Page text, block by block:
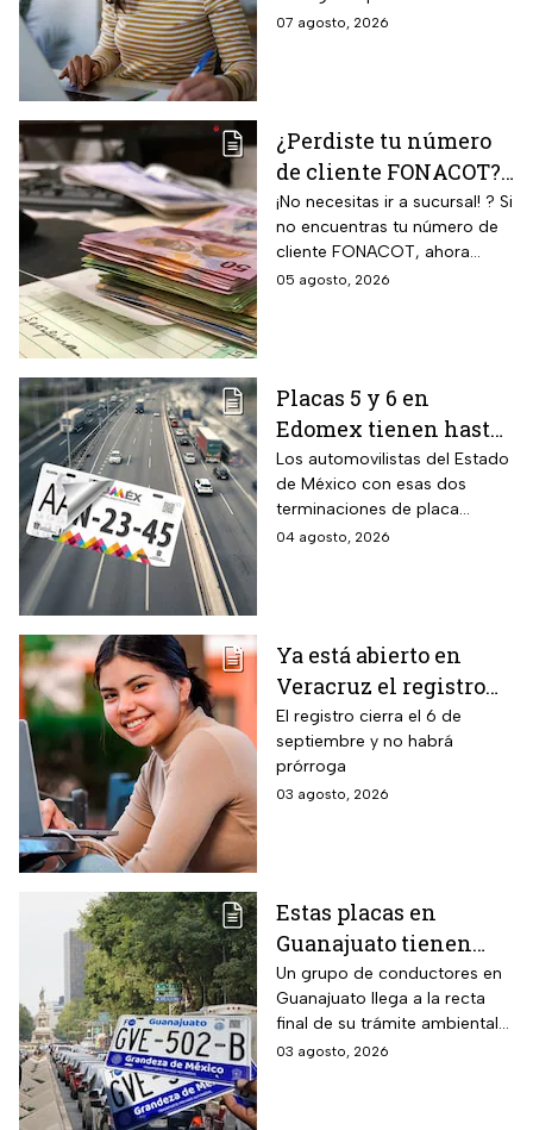
para reemplacar en
línea antes del 31 de
puerta del domicilio,
deben completar el cambio.
07 agosto, 2026
¿Perdiste tu número
de cliente FONACOT?
Así puedes
recuperarlo y
consultar tu crédito
2026
¡No necesitas ir a sucursal! ? Si
no encuentras tu número de
cliente FONACOT, ahora
puedes recuperarlo y
05 agosto, 2026
Placas 5 y 6 en
Edomex tienen hasta
el 31 de agosto 2026
para realizar la
verificación
vehicular o recibirán
Los automovilistas del Estado
de México con esas dos
terminaciones de placa
enfrentan el cierre de su
sanción de miles de pesos.
04 agosto, 2026
Ya está abierto en
Veracruz el registro
para becas de hasta
$3,000 pesos para
estudiantes de todos
los niveles: fecha
El registro cierra el 6 de
septiembre y no habrá
prórroga
03 agosto, 2026
Estas placas en
Guanajuato tienen
hasta el 31 de agosto
2026 para realizar la
verificación
vehicular o habrá
Un grupo de conductores en
Guanajuato llega a la recta
final de su trámite ambiental
semestral. El descuido cuesta
03 agosto, 2026